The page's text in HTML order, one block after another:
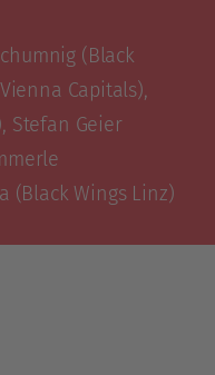
(Black
Capitals),
Stefan Geier
(Black Wings Linz)